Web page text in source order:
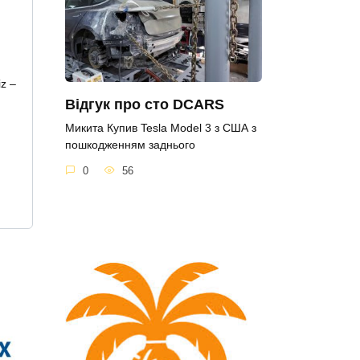
–
Відгук про сто DCARS
Микита Купив Tesla Model 3 з США з
пошкодженням заднього
0 56